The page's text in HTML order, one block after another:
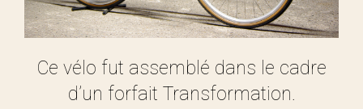
Ce vélo fut assemblé dans le cadre
d’un forfait Transformation.